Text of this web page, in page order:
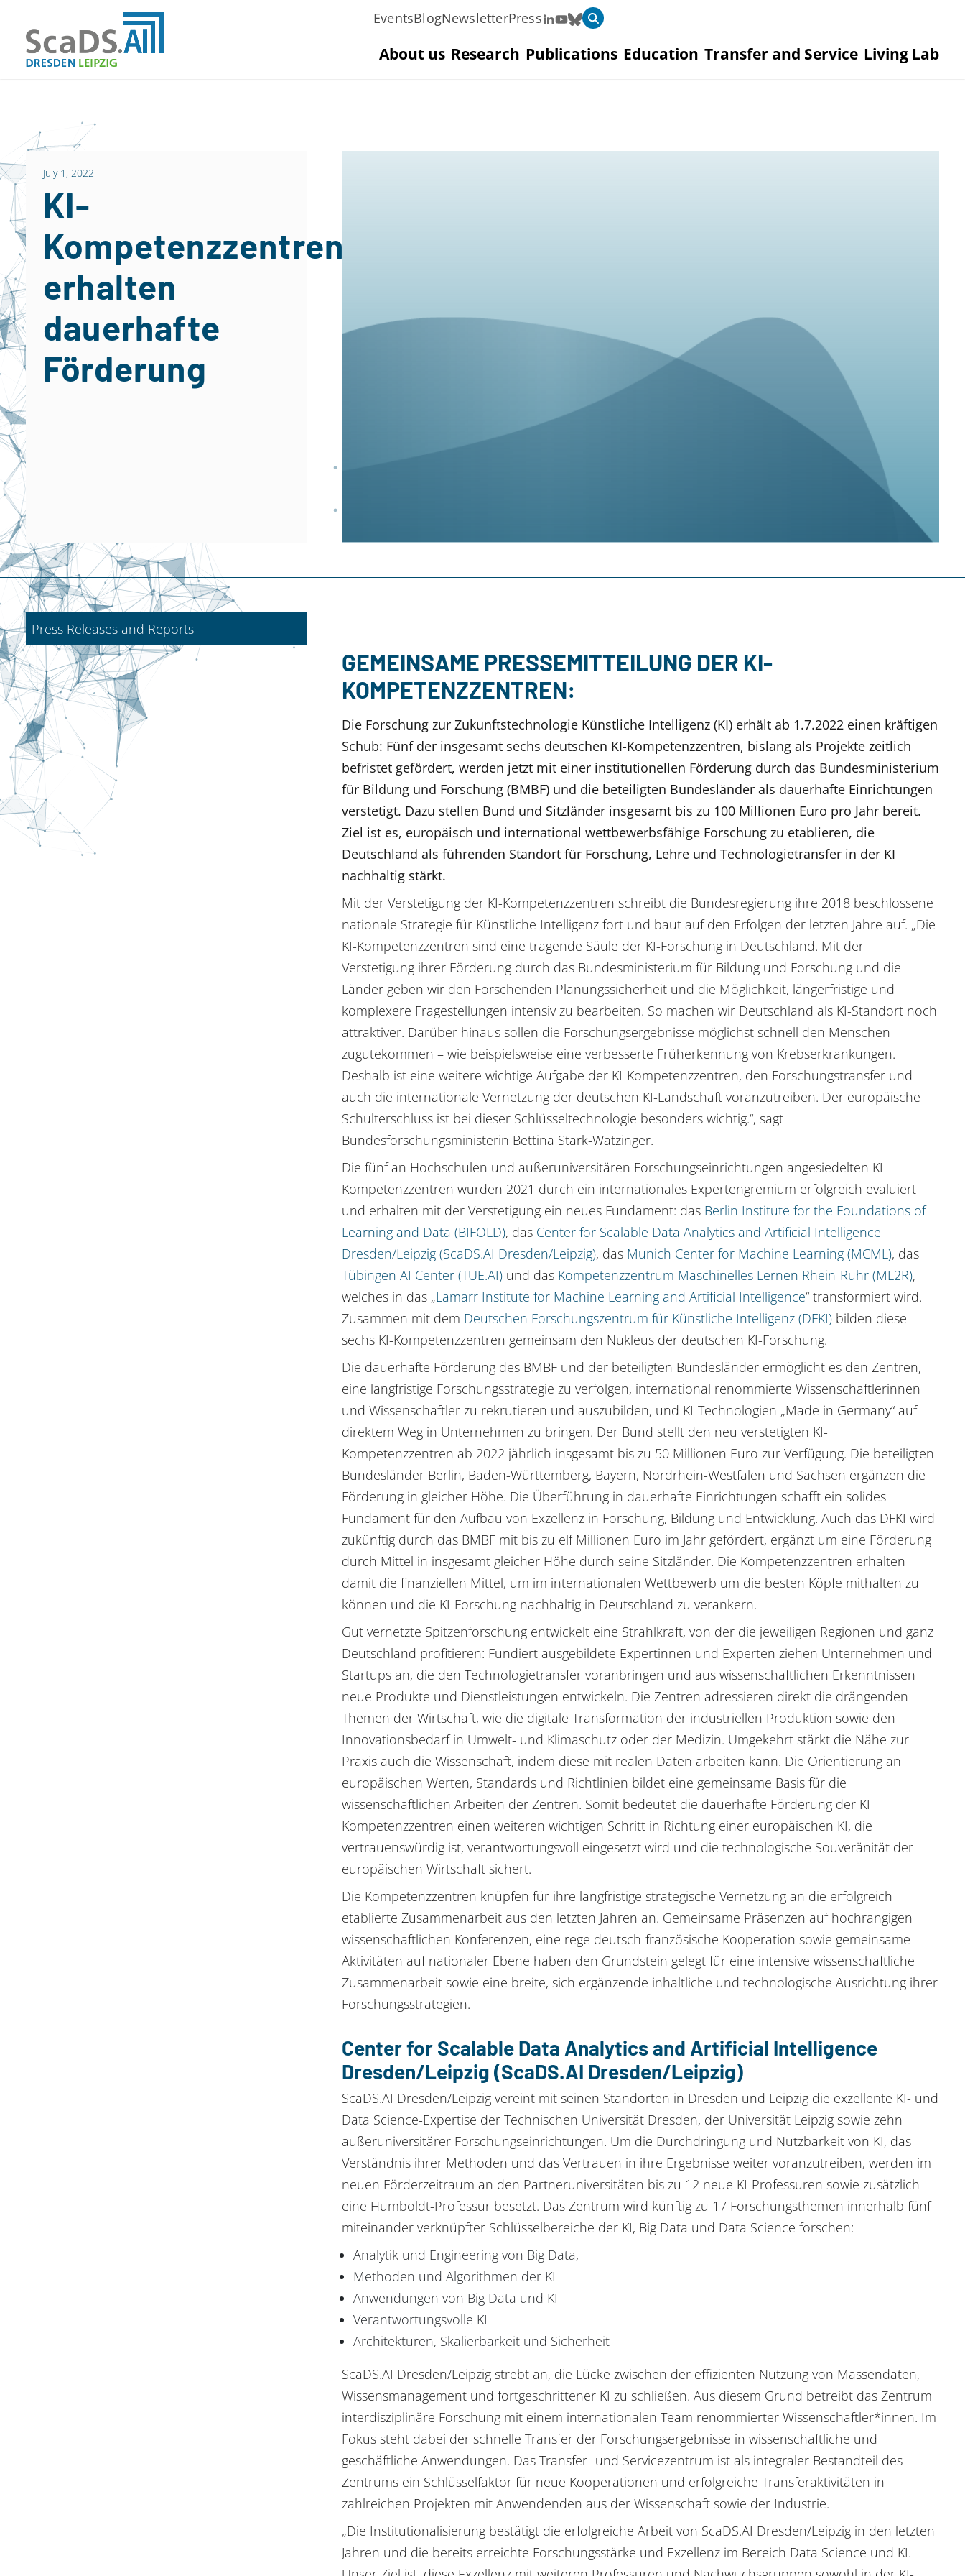
EventsBlogNewsletterPress
About us Research Publications Education Transfer and Service Living Lab
July 1, 2022
KI-
Kompetenzzentren
erhalten
dauerhafte
Förderung
Press Releases and Reports
GEMEINSAME PRESSEMITTEILUNG DER KI-
KOMPETENZZENTREN:
Die Forschung zur Zukunftstechnologie Künstliche Intelligenz (KI) erhält ab 1.7.2022 einen kräftigen
Schub: Fünf der insgesamt sechs deutschen KI-Kompetenzzentren, bislang als Projekte zeitlich
befristet gefördert, werden jetzt mit einer institutionellen Förderung durch das Bundesministerium
für Bildung und Forschung (BMBF) und die beteiligten Bundesländer als dauerhafte Einrichtungen
verstetigt. Dazu stellen Bund und Sitzländer insgesamt bis zu 100 Millionen Euro pro Jahr bereit.
Ziel ist es, europäisch und international wettbewerbs­fähige Forschung zu etablieren, die
Deutschland als führenden Standort für Forschung, Lehre und Technologietransfer in der KI
nachhaltig stärkt.
Mit der Verstetigung der KI-Kompetenzzentren schreibt die Bundesregierung ihre 2018 beschlossene
nationale Strategie für Künstliche Intelligenz fort und baut auf den Erfolgen der letzten Jahre auf. „Die
KI-Kompetenzzentren sind eine tragende Säule der KI-Forschung in Deutschland. Mit der
Verstetigung ihrer Förderung durch das Bundesministerium für Bildung und Forschung und die
Länder geben wir den Forschenden Planungssicherheit und die Möglichkeit, längerfristige und
komplexere Fragestellungen intensiv zu bearbeiten. So machen wir Deutschland als KI-Standort noch
attraktiver. Darüber hinaus sollen die Forschungsergebnisse möglichst schnell den Menschen
zugutekommen – wie beispielsweise eine verbesserte Früherkennung von Krebserkrankungen.
Deshalb ist eine weitere wichtige Aufgabe der KI-Kompetenzzentren, den Forschungstransfer und
auch die internationale Vernetzung der deutschen KI-Landschaft voranzutreiben. Der europäische
Schulterschluss ist bei dieser Schlüsseltechnologie besonders wichtig.“, sagt
Bundesforschungsministerin Bettina Stark-Watzinger.
Die fünf an Hochschulen und außeruniversitären Forschungseinrichtungen angesiedelten KI-
Kompetenz­zentren wurden 2021 durch ein internationales Expertengremium erfolgreich evaluiert
und erhalten mit der Verstetigung ein neues Fundament: das Berlin Institute for the Foundations of
Learning and Data (BIFOLD), das Center for Scalable Data Analytics and Artificial Intelligence
Dresden/Leipzig (ScaDS.AI Dresden/Leipzig), das Munich Center for Machine Learning (MCML), das
Tübingen AI Center (TUE.AI)und das Kompetenz­zentrum Maschinelles Lernen Rhein-Ruhr (ML2R),
welches in das „Lamarr Institute for Machine Learning and Artificial Intelligence“ transformiert wird.
Zusammen mit dem Deutschen Forschungszentrum für Künstliche Intelligenz (DFKI)bilden diese
sechs KI-Kompetenzzentren gemeinsam den Nukleus der deutschen KI-Forschung.
Die dauerhafte Förderung des BMBF und der beteiligten Bundesländer ermöglicht es den Zentren,
eine langfristige Forschungsstrategie zu verfolgen, international renommierte Wissenschaftlerinnen
und Wissenschaftler zu rekrutieren und auszubilden, und KI-Technologien „Made in Germany“ auf
direktem Weg in Unternehmen zu bringen. Der Bund stellt den neu verstetigten KI-
Kompetenzzentren ab 2022 jährlich insgesamt bis zu 50 Millionen Euro zur Verfügung. Die beteiligten
Bundesländer Berlin, Baden-Württemberg, Bayern, Nordrhein-Westfalen und Sachsen ergänzen die
Förderung in gleicher Höhe. Die Überführung in dauerhafte Einrichtungen schafft ein solides
Fundament für den Aufbau von Exzellenz in Forschung, Bildung und Entwicklung. Auch das DFKI wird
zukünftig durch das BMBF mit bis zu elf Millionen Euro im Jahr gefördert, ergänzt um eine Förderung
durch Mittel in insgesamt gleicher Höhe durch seine Sitzländer. Die Kompetenzzentren erhalten
damit die finanziellen Mittel, um im internatio­nalen Wettbewerb um die besten Köpfe mithalten zu
können und die KI-Forschung nachhaltig in Deutschland zu verankern.
Gut vernetzte Spitzenforschung entwickelt eine Strahlkraft, von der die jeweiligen Regionen und ganz
Deutschland profitieren: Fundiert ausgebildete Expertinnen und Experten ziehen Unternehmen und
Startups an, die den Technologietransfer voranbringen und aus wissenschaftlichen Erkenntnissen
neue Produkte und Dienstleistungen entwickeln. Die Zentren adressieren direkt die drängenden
Themen der Wirtschaft, wie die digitale Transformation der industriellen Produktion sowie den
Innovationsbedarf in Umwelt- und Klimaschutz oder der Medizin. Umgekehrt stärkt die Nähe zur
Praxis auch die Wissenschaft, indem diese mit realen Daten arbeiten kann. Die Orientierung an
europäischen Werten, Standards und Richtlinien bildet eine gemeinsame Basis für die
wissenschaftlichen Arbeiten der Zentren. Somit bedeutet die dauerhafte Förderung der KI-
Kompetenzzentren einen weiteren wichtigen Schritt in Richtung einer europäischen KI, die
vertrauenswürdig ist, verantwortungsvoll eingesetzt wird und die technologische Souveränität der
europäischen Wirtschaft sichert.
Die Kompetenzzentren knüpfen für ihre langfristige strategische Vernetzung an die erfolgreich
etablierte Zusammenarbeit aus den letzten Jahren an. Gemeinsame Präsenzen auf hochrangigen
wissenschaftlichen Konferenzen, eine rege deutsch-französische Kooperation sowie gemein­same
Aktivitäten auf nationaler Ebene haben den Grundstein gelegt für eine intensive wissenschaftliche
Zusammenarbeit sowie eine breite, sich ergänzende inhaltliche und technologische Ausrichtung ihrer
Forschungsstrategien.
Center for Scalable Data Analytics and Artificial Intelligence
Dresden/Leipzig (ScaDS.AI Dresden/Leipzig)
ScaDS.AI Dresden/Leipzig vereint mit seinen Standorten in Dresden und Leipzig die exzellente KI- und
Data Science-Expertise der Technischen Universität Dresden, der Universität Leipzig sowie zehn
außeruniversitärer Forschungseinrichtungen. Um die Durchdringung und Nutzbarkeit von KI, das
Verständnis ihrer Methoden und das Vertrauen in ihre Ergebnisse weiter voranzutreiben, werden im
neuen Förderzeitraum an den Partneruniversitäten bis zu 12 neue KI-Professuren sowie zusätzlich
eine Humboldt-Professur besetzt. Das Zentrum wird künftig zu 17 Forschungsthemen innerhalb fünf
miteinander verknüpfter Schlüsselbereiche der KI, Big Data und Data Science forschen:
Analytik und Engineering von Big Data,
Methoden und Algorithmen der KI
Anwendungen von Big Data und KI
Verantwortungsvolle KI
Architekturen, Skalierbarkeit und Sicherheit
ScaDS.AI Dresden/Leipzig strebt an, die Lücke zwischen der effizienten Nutzung von Massendaten,
Wissensmanagement und fortgeschrittener KI zu schließen. Aus diesem Grund betreibt das Zentrum
interdisziplinäre Forschung mit einem internationalen Team renommierter Wissenschaftler*innen. Im
Fokus steht dabei der schnelle Transfer der Forschungsergebnisse in wissenschaftliche und
geschäftliche Anwendungen. Das Transfer- und Servicezentrum ist als integraler Bestandteil des
Zentrums ein Schlüsselfaktor für neue Kooperationen und erfolgreiche Transferaktivitäten in
zahlreichen Projekten mit Anwendenden aus der Wissenschaft sowie der Industrie.
„Die Institutionalisierung bestätigt die erfolgreiche Arbeit von ScaDS.AI Dresden/Leipzig in den letzten
Jahren und die bereits erreichte Forschungsstärke und Exzellenz im Bereich Data Science und KI.